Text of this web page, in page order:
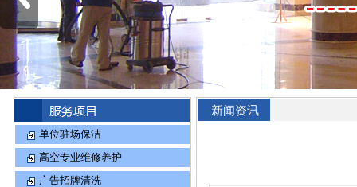
单位驻场保洁
高空专业维修养护
广告招牌清洗
新闻资讯